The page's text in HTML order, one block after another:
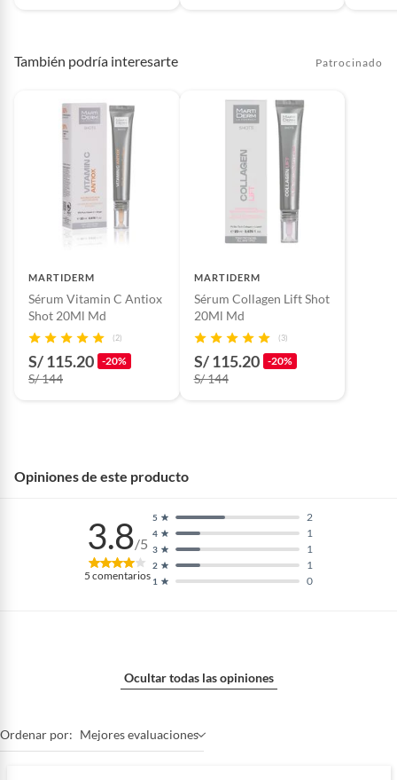
También podría interesarte Patrocinado
MARTIDERM
Sérum Vitamin C Antiox
Shot 20Ml Md
(2)
S/ 115.20 -20%
S/ 144
MARTIDERM
Sérum Collagen Lift Shot
20Ml Md
(3)
S/ 115.20 -20%
S/ 144
Opiniones de este producto
3.8/5
5 comentarios 1 0
2 1
3 1
4 1
5 2
Ocultar todas las opiniones
Ordenar por: Mejores evaluaciones